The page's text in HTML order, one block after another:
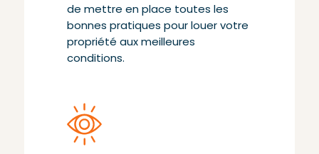
de mettre en place toutes les
bonnes pratiques pour louer votre
propriété aux meilleures
conditions.